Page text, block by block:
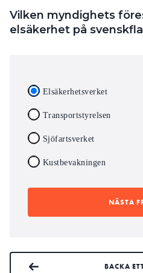
Vilken myndighets
elsäkerhet på
Elsäkerhetsverket
Transportstyrelsen
Sjöfartsverket
Kustbevakningen
NÄSTA
BACKA